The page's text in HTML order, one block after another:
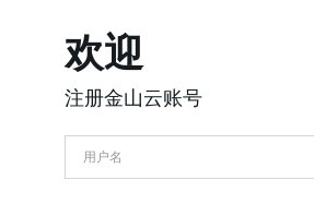
欢迎
注册金山云账号